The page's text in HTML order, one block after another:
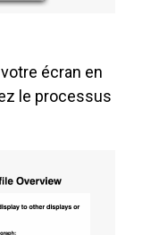
écran en
le processus